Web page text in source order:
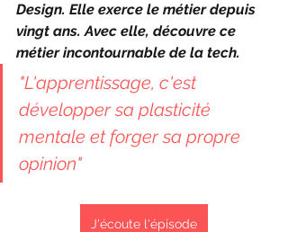
Design. Elle exerce le métier depuis
vingt ans. Avec elle, découvre ce
métier incontournable de la tech.
"L'apprentissage, c'est
développer sa plasticité
mentale et forger sa propre
opinion"
J'écoute l'épisode